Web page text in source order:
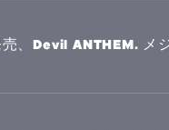
売、Devil ANTHEM.